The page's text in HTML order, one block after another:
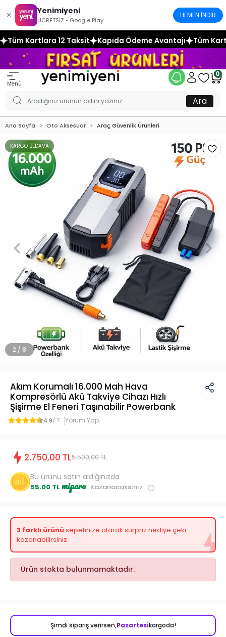
× Yenimiyeni
ÜCRETSİZ • Google Play
HEMEN İNDİR
Kapıda Ödeme Avantajı Tüm Kartlara 12 Taksit
Menü
0
Ara
Ana Sayfa Oto Aksesuar Araç Güvenlik Ürünleri
2 / 8
KARGO BEDAVA
Akım Korumalı 16.000 Mah Hava
Kompresörlü Akü Takviye Cihazı Hızlı
Şişirme El Feneri Taşınabilir Powerbank
4.9/ 7 Yorum Yap
2.750,00 TL5.500,00 TL
Bu ürünü satın aldığınızda
55.00 TL mipara Kazanacaksınız.
3 farklı ürünüsepetinize atarak sürpriz hediye çeki
kazanabilirsiniz.
Ürün stokta bulunmamaktadır.
Şimdi sipariş verirsen,Pazartesikargoda!